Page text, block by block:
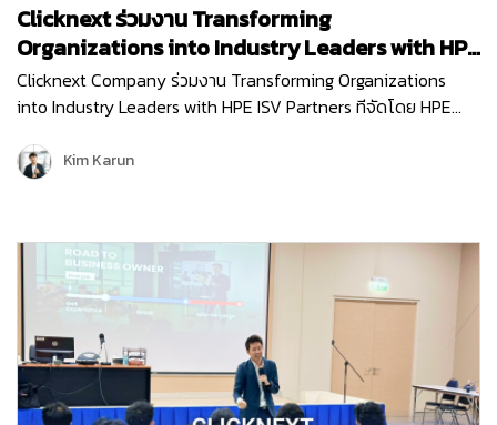
Clicknext ร่วมงาน Transforming
Organizations into Industry Leaders with HPE
ISV Partners
Clicknext Company ร่วมงาน Transforming Organizations
into Industry Leaders with HPE ISV Partners ทีจัดโดย HPE
อัปเดตนวัตกรรมใหม่ๆ การนำเทคโนโลยีด้าน…
Kim Karun